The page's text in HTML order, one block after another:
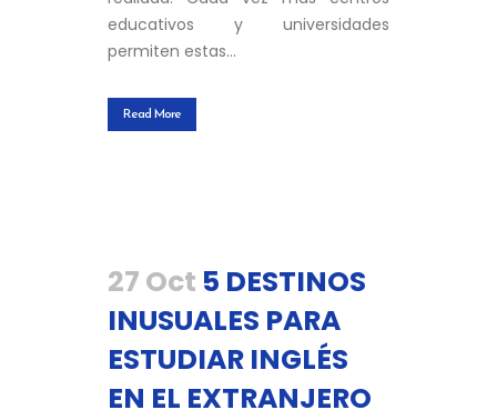
educativos y universidades
permiten estas...
Read More
27 Oct 5 DESTINOS
INUSUALES PARA
ESTUDIAR INGLÉS
EN EL EXTRANJERO